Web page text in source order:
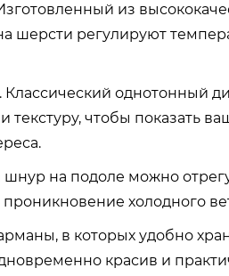
из
шерсти регулируют
однотонный
чтобы показать
на подоле можно
холодного
в которых удобно
красив и